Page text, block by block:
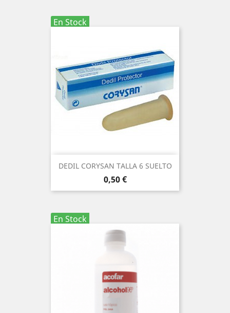
En Stock
DEDIL CORYSAN TALLA 6 SUELTO
Precio
0,50 €
En Stock